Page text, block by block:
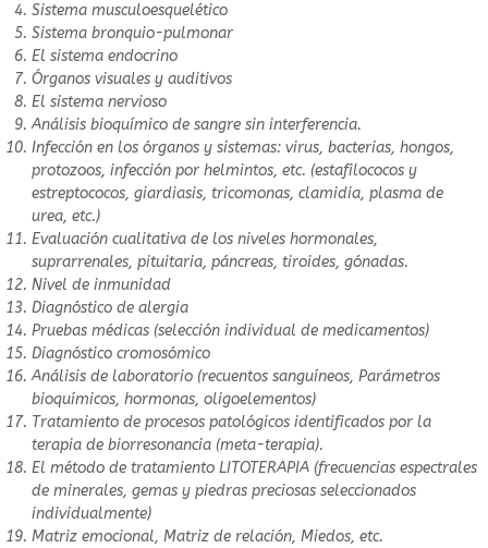
Sistema musculoesquelético
Sistema bronquio-pulmonar
El sistema endocrino
Órganos visuales y auditivos
El sistema nervioso
Análisis bioquímico de sangre sin interferencia.
Infección en los órganos y sistemas: virus, bacterias, hongos,
protozoos, infección por helmintos, etc. (estafilococos y
estreptococos, giardiasis, tricomonas, clamidia, plasma de
urea, etc.)
Evaluación cualitativa de los niveles hormonales,
suprarrenales, pituitaria, páncreas, tiroides, gónadas.
Nivel de inmunidad
Diagnóstico de alergia
Pruebas médicas (selección individual de medicamentos)
Diagnóstico cromosómico
Análisis de laboratorio (recuentos sanguíneos, Parámetros
bioquímicos, hormonas, oligoelementos)
Tratamiento de procesos patológicos identificados por la
terapia de biorresonancia (meta-terapia).
El método de tratamiento LITOTERAPIA (frecuencias espectrales
de minerales, gemas y piedras preciosas seleccionados
individualmente)
Matriz emocional, Matriz de relación, Miedos, etc.